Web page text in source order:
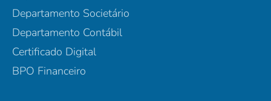
Departamento Societário
Departamento Contábil
Certificado Digital
BPO Financeiro